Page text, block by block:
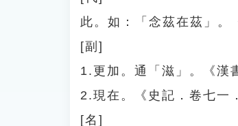
此。如：「念茲在茲」。
[副]
1.更加。通「滋」。《漢
2.現在。《史記．卷七一
[名]